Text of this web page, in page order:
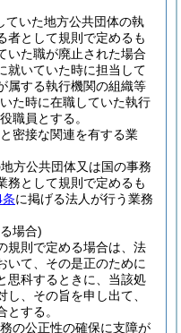
ていた地方公共団体の執
者として規則で定めるも
いた職が廃止された場合
就いていた時に担当して
属する執行機関の組織等
た時に在職していた執行
職員とする。
密接な関連を有する業
方公共団体又は国の事務
務として規則で定めるも
に掲げる法人が行う業務
場合)
規則で定める場合は、法
いて、その是正のために
思科するときに、当該処
、その旨を申し出て、
する。
の公正性の確保に支障が